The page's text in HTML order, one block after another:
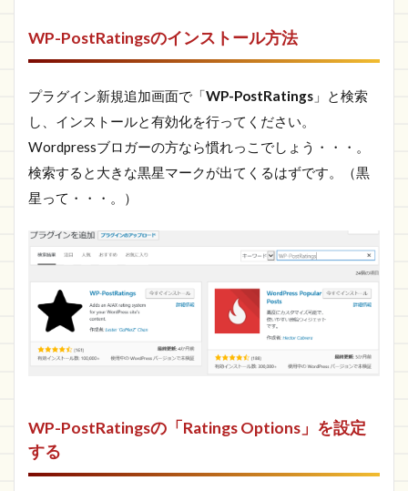
WP-PostRatingsのインストール方法
プラグイン新規追加画面で「WP-PostRatings 」と検索
し、インストールと有効化を行ってください。
Wordpressブロガーの方なら慣れっこでしょう・・・。
検索すると大きな黒星マークが出てくるはずです。（黒
星って・・・。）
WP-PostRatingsの「Ratings Options」を設定
する